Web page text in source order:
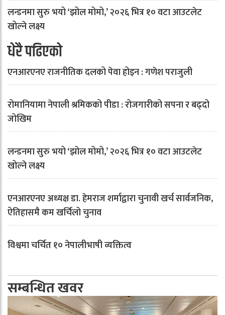
लन्डनमा सुरु भयो ‘झोल मोमो,’ २०२६ भित्र १० वटा आउटलेट
खोल्ने लक्ष्य
धेरै पढिएको
एनआरएनए राजनीतिक दलको पेवा होइन : गणेश पराजुली
रोमानियामा नेपाली श्रमिकको पीडा : रोजगारीको सपना र बढ्दो
जोखिम
लन्डनमा सुरु भयो ‘झोल मोमो,’ २०२६ भित्र १० वटा आउटलेट
खोल्ने लक्ष्य
एनआरएनए अध्यक्ष डा. हेमराज शर्माद्वारा चुनावी खर्च सार्वजनिक,
ऐतिहासमै कम खर्चिलो चुनाव
विश्वमा चर्चित १० नेपालीभाषी व्यक्तित्व
सम्बन्धित खवर